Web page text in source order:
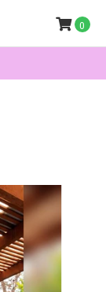
0